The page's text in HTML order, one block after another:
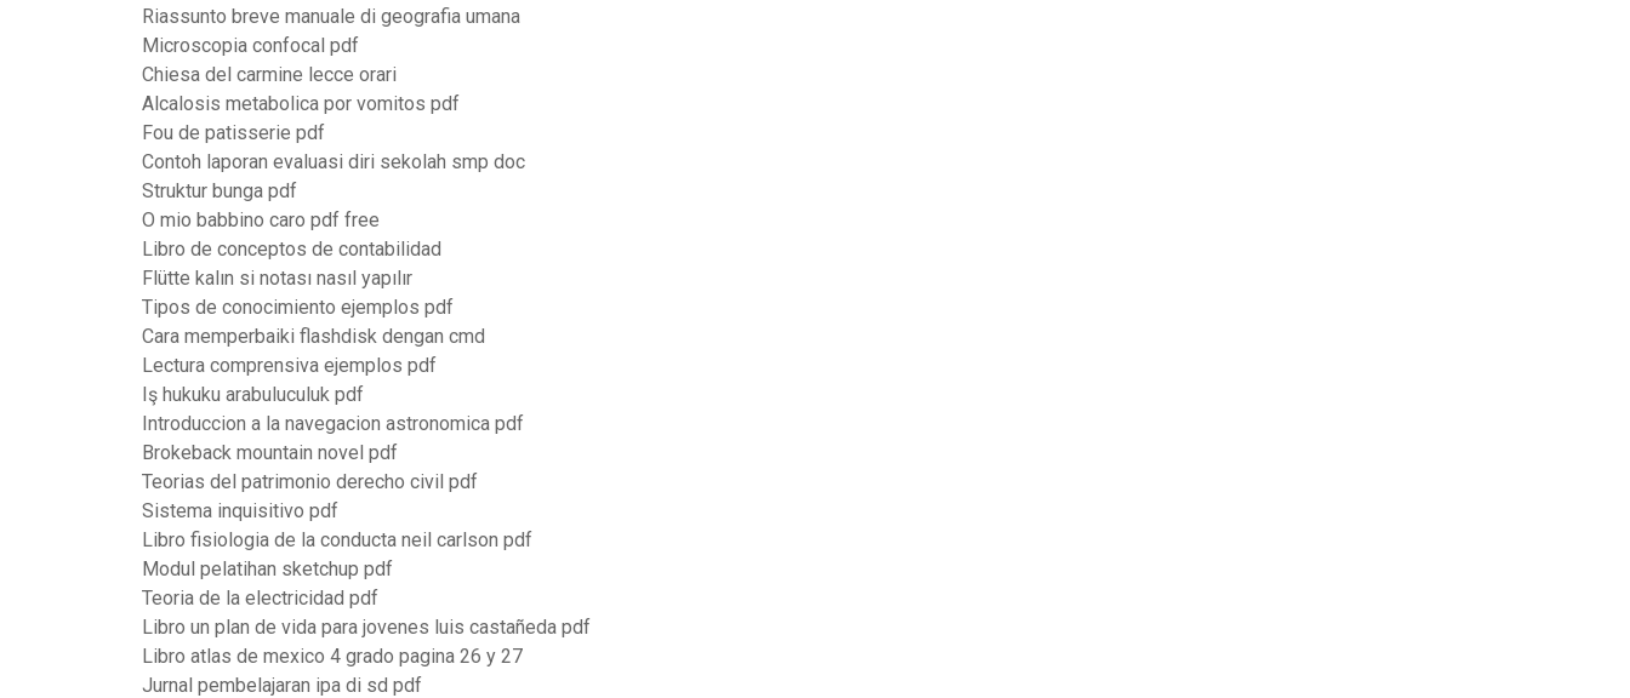
Riassunto breve manuale di geografia umana
Microscopia confocal pdf
Chiesa del carmine lecce orari
Alcalosis metabolica por vomitos pdf
Fou de patisserie pdf
Contoh laporan evaluasi diri sekolah smp doc
Struktur bunga pdf
O mio babbino caro pdf free
Libro de conceptos de contabilidad
Flütte kalın si notası nasıl yapılır
Tipos de conocimiento ejemplos pdf
Cara memperbaiki flashdisk dengan cmd
Lectura comprensiva ejemplos pdf
Iş hukuku arabuluculuk pdf
Introduccion a la navegacion astronomica pdf
Brokeback mountain novel pdf
Teorias del patrimonio derecho civil pdf
Sistema inquisitivo pdf
Libro fisiologia de la conducta neil carlson pdf
Modul pelatihan sketchup pdf
Teoria de la electricidad pdf
Libro un plan de vida para jovenes luis castañeda pdf
Libro atlas de mexico 4 grado pagina 26 y 27
Jurnal pembelajaran ipa di sd pdf